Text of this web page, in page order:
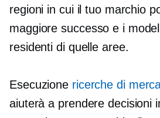
regioni in cui il tuo marchio
maggiore successo e i
residenti di quelle aree.
Esecuzione ricerche di
aiuterà a prendere decisioni